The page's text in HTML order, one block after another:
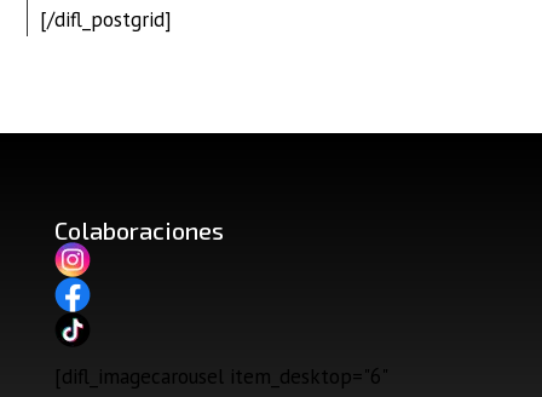
[/difl_postgrid]
Colaboraciones
[difl_imagecarousel item_desktop="6"